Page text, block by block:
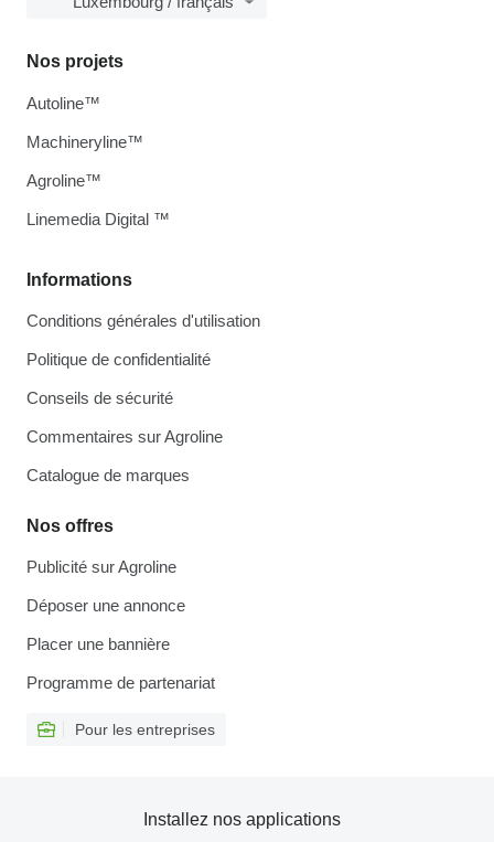
Informations
Conditions générales d'utilisation
Politique de confidentialité
Conseils de sécurité
Commentaires sur Agroline
Catalogue de marques
Nos offres
Publicité sur Agroline
Déposer une annonce
Placer une bannière
Programme de partenariat
Pour les entreprises
Nos projets
Autoline™
Machineryline™
Agroline™
Linemedia Digital ™
Installez nos applications